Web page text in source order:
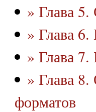
» Глава
» Глава 6.
» Глава
» Глава
форматов